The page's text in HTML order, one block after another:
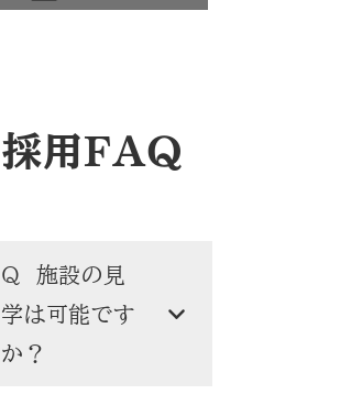
採用FAQ
Q 施設の見
学は可能です
か？